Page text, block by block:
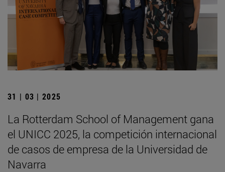
31 | 03 | 2025
La Rotterdam School of Management gana
el UNICC 2025, la competición internacional
de casos de empresa de la Universidad de
Navarra